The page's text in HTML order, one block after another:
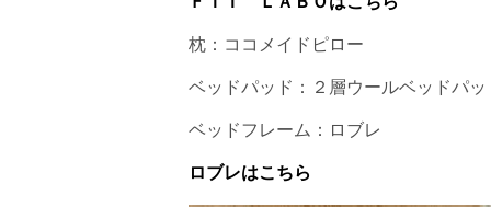
枕：ココメイドピロー
ベッドパッド：２層ウールベッドパッ
ベッドフレーム：ロブレ
ロブレはこちら